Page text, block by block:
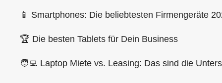
📱 Smartphones: Die beliebtesten Firmengeräte
🏆 Die besten Tablets für Dein Business
🧑‍💻 Laptop Miete vs. Leasing: Das sind die